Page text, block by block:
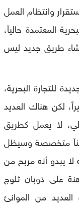
وانتظام العمل
المعتمدة حالياً،
طريق جديد ليس
للتجارة البحرية،
لكن هناك العديد
لا يعمل كطريق
متخصصة وسيظل
لا يبدو أنه مربح من
على ذوبان ثلوج
من الموانئ